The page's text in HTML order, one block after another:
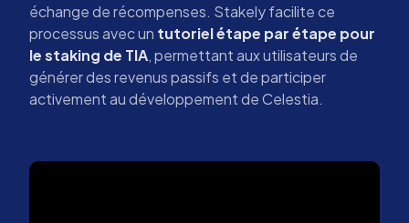
échange de récompenses. Stakely facilite ce
processus avec un tutoriel étape par étape pour
le staking de TIA, permettant aux utilisateurs de
générer des revenus passifs et de participer
activement au développement de Celestia.